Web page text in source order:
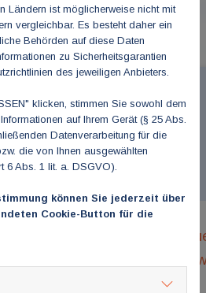
das
und Dr.
08. Juli 2026
Ländern ist möglicherweise nicht mit
vergleichbar. Es besteht daher ein
Behörden auf diese Daten
zu Sicherheitsgarantien
des jeweiligen Anbieters.
klicken, stimmen Sie sowohl dem
auf Ihrem Gerät (§ 25 Abs.
Datenverarbeitung für die
die von Ihnen ausgewählten
6 Abs. 1 lit. a. DSGVO).
können Sie jederzeit über
Cookie-Button für die